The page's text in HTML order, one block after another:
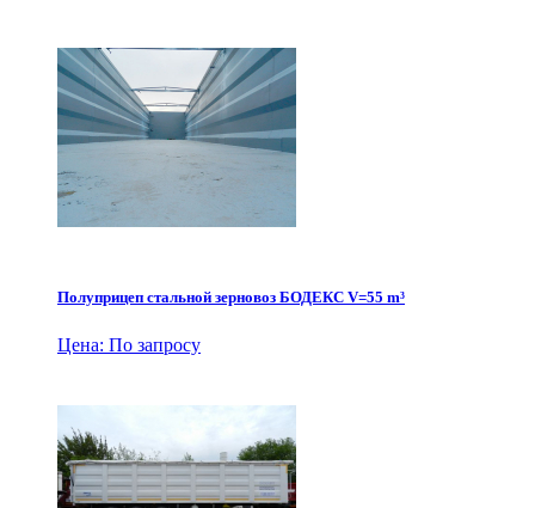
Полуприцеп стальной зерновоз БОДЕКС V=55 m³
Цена: По запросу